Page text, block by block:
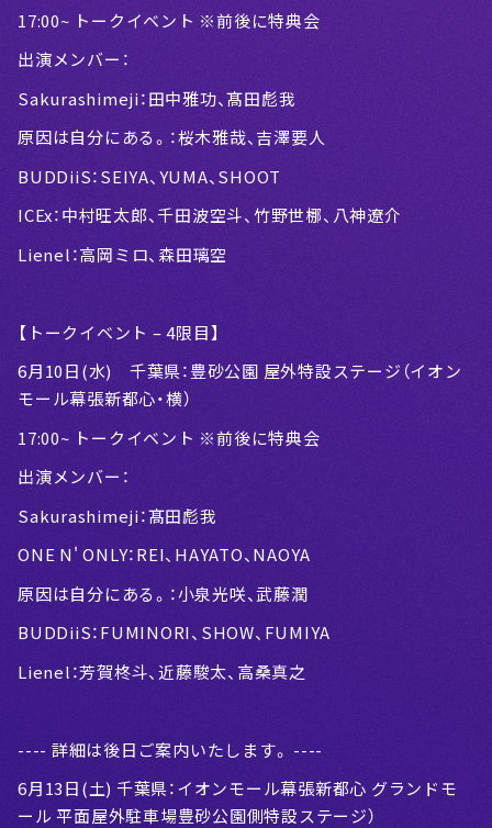
17:00~ トークイベント ※前後に特典会
出演メンバー：
Sakurashimeji：田中雅功、髙田彪我
原因は自分にある。：桜木雅哉、吉澤要人
BUDDiiS：SEIYA、YUMA、SHOOT
ICEx：中村旺太郎、千田波空斗、竹野世梛、八神遼介
Lienel：高岡ミロ、森田璃空
【トークイベント – 4限目】
6月10日(水) 千葉県：豊砂公園 屋外特設ステージ（イオン
モール幕張新都心・横）
17:00~ トークイベント ※前後に特典会
出演メンバー：
Sakurashimeji：髙田彪我
ONE N' ONLY：REI、HAYATO、NAOYA
原因は自分にある。：小泉光咲、武藤潤
BUDDiiS：FUMINORI、SHOW、FUMIYA
Lienel：芳賀柊斗、近藤駿太、高桑真之
---- 詳細は後日ご案内いたします。 ----
6月13日(土) 千葉県：イオンモール幕張新都心 グランドモ
ール 平面屋外駐車場豊砂公園側特設ステージ）